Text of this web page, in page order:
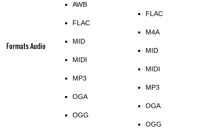
Formats Audio
AWB
FLAC
MID
MIDI
MP3
OGA
OGG
FLAC
M4A
MID
MIDI
MP3
OGA
OGG